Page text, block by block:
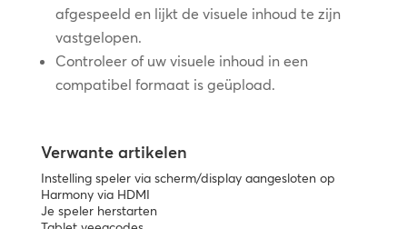
afgespeeld en lijkt de visuele inhoud te zijn
vastgelopen.
Controleer of uw visuele inhoud in een
compatibel formaat is geüpload.
Verwante artikelen
Instelling speler via scherm/display aangesloten op
Harmony via HDMI
Je speler herstarten